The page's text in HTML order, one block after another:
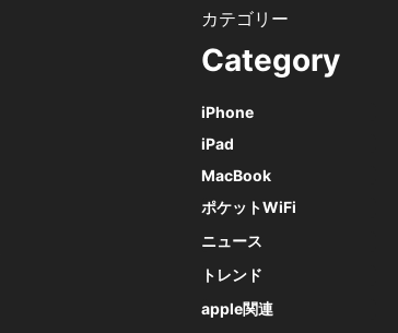
Category
iPhone
iPad
MacBook
ポケットWiFi
ニュース
トレンド
apple関連